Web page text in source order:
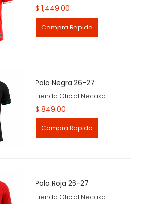
$ 1,449.00
Compra Rapida
Polo Negra 26-27
Tienda Oficial Necaxa
$ 849.00
Compra Rapida
Polo Roja 26-27
Tienda Oficial Necaxa